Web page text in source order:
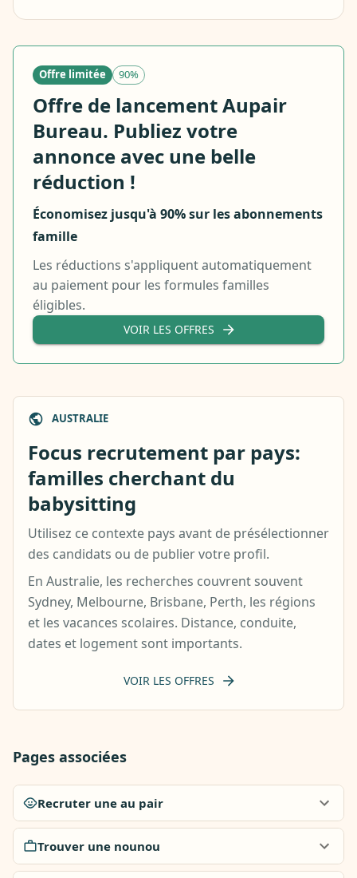
Offre limitée 90%
Offre de lancement Aupair
Bureau. Publiez votre
annonce avec une belle
réduction !
Économisez jusqu'à 90% sur les abonnements
famille
Les réductions s'appliquent automatiquement
au paiement pour les formules familles
éligibles.
VOIR LES OFFRES
AUSTRALIE
Focus recrutement par pays:
familles cherchant du
babysitting
Utilisez ce contexte pays avant de présélectionner
des candidats ou de publier votre profil.
En Australie, les recherches couvrent souvent
Sydney, Melbourne, Brisbane, Perth, les régions
et les vacances scolaires. Distance, conduite,
dates et logement sont importants.
VOIR LES OFFRES
Pages associées
Recruter une au pair
Trouver une nounou